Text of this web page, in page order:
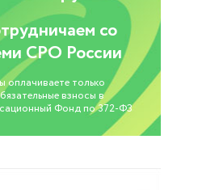
со
СРО России
оплачиваете только
взносы в
Фонд по 372-ФЗ